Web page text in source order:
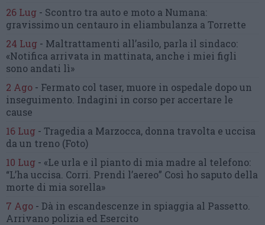
26 Lug - Scontro tra auto e moto a Numana:
gravissimo un centauro in eliambulanza a Torrette
24 Lug - Maltrattamenti all’asilo, parla il sindaco:
«Notifica arrivata in mattinata, anche i miei figli
sono andati lì»
2 Ago - Fermato col taser, muore in ospedale dopo un
inseguimento. Indagini in corso per accertare le
cause
16 Lug - Tragedia a Marzocca, donna travolta e uccisa
da un treno (Foto)
10 Lug - «Le urla e il pianto di mia madre al telefono:
“L’ha uccisa. Corri. Prendi l’aereo” Così ho saputo della
morte di mia sorella»
7 Ago - Dà in escandescenze in spiaggia al Passetto.
Arrivano polizia ed Esercito